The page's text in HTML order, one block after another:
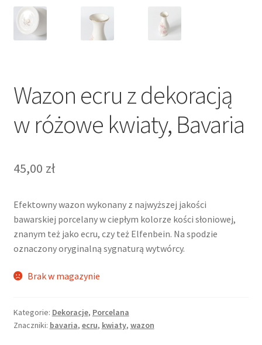
Wazon ecru z dekoracją
w różowe kwiaty, Bavaria
45,00 zł
Efektowny wazon wykonany z najwyższej jakości
bawarskiej porcelany w ciepłym kolorze kości słoniowej,
znanym też jako ecru, czy też Elfenbein. Na spodzie
oznaczony oryginalną sygnaturą wytwórcy.
Brak w magazynie
Kategorie: Dekoracje, Porcelana
Znaczniki: bavaria, ecru, kwiaty, wazon